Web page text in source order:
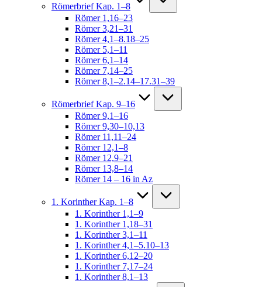
Römerbrief Kap. 1–8
Römer 1,16–23
Römer 3,21–31
Römer 4,1–8.18–25
Römer 5,1–11
Römer 6,1–14
Römer 7,14–25
Römer 8,1–2.14–17.31–39
Römerbrief Kap. 9–16
Römer 9,1–16
Römer 9,30–10,13
Römer 11,11–24
Römer 12,1–8
Römer 12,9–21
Römer 13,8–14
Römer 14 – 16 in Az
1. Korinther Kap. 1–8
1. Korinther 1,1–9
1. Korinther 1,18–31
1. Korinther 3,1–11
1. Korinther 4,1–5.10–13
1. Korinther 6,12–20
1. Korinther 7,17–24
1. Korinther 8,1–13